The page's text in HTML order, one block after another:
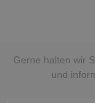
Gerne halten wir
und